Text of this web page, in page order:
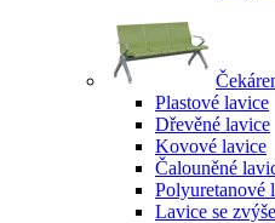
Plastové lavice
Dřevěné lavice
Kovové lavice
Čalouněné
Polyuretanové
Lavice se